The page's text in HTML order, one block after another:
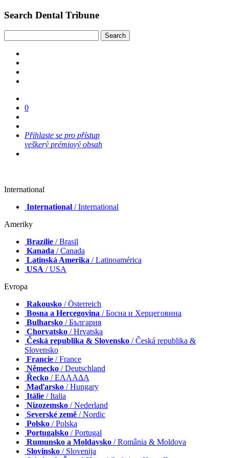
Search Dental Tribune
0
Přihlaste se pro přístup
veškerý prémiový obsah
International
International / International
Ameriky
Brazílie / Brasil
Kanada / Canada
Latinská Amerika / Latinoamérica
USA / USA
Evropa
Rakousko / Österreich
Bosna a Hercegovina / Босна и Херцеговина
Bulharsko / България
Chorvatsko / Hrvatska
Česká republika & Slovensko / Česká republika &
Slovensko
Francie / France
Německo / Deutschland
Řecko / ΕΛΛΑΔΑ
Maďarsko / Hungary
Itálie / Italia
Nizozemsko / Nederland
Severské země / Nordic
Polsko / Polska
Portugalsko / Portugal
Rumunsko a Moldavsko / România & Moldova
Slovinsko / Slovenija